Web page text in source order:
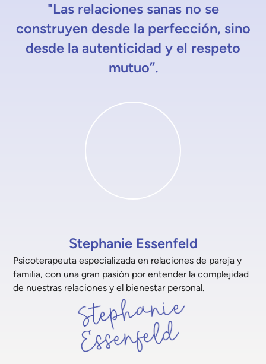
"Las relaciones sanas no se
construyen desde la perfección, sino
desde la autenticidad y el respeto
mutuo”.
Stephanie Essenfeld
Psicoterapeuta especializada en relaciones de pareja y
familia, con una gran pasión por entender la complejidad
de nuestras relaciones y el bienestar personal.